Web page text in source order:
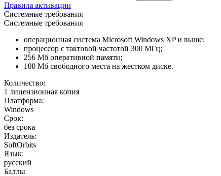
Правила активации
Системные требования
Системные требования
операционная система Microsoft Windows XP и выше;
процессор с тактовой частотой 300 МГц;
256 Мб оперативной памяти;
100 Мб свободного места на жестком диске.
Количество:
1 лицензионная копия
Платформа:
Windows
Срок:
без срока
Издатель:
SoftOrbits
Язык:
русский
Баллы